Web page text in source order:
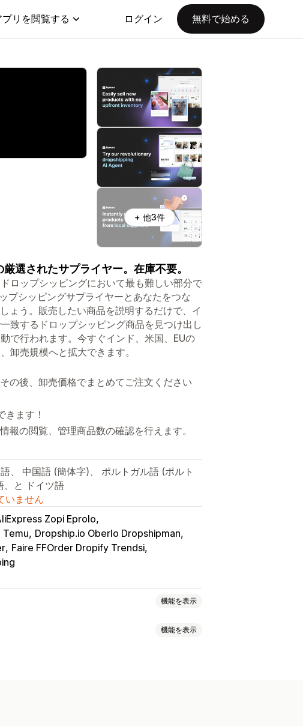
プリを閲覧する ログイン 無料で始める
+ 他3件
選されたサプライヤー。在庫不要。
ロップシッピングにおいて最も難しい部分で
プシッピングサプライヤーとあなたをつな
ょう。販売したい商品を説明するだけで、イ
致するドロップシッピング商品を見つけ出し
で行われます。今すぐインド、米国、EUの
卸売規模へと拡大できます。
の後、卸売価格でまとめてご注文ください
ます！
の閲覧、管理商品数の確認を行えます。
、 中国語 (簡体字)、 ポルトガル語 (ポルト
、と ドイツ語
いません
Zopi Eprolo
Temu Dropship.io Oberlo Dropshipman
Faire FFOrder Dropify Trendsi
機能を表示
機能を表示